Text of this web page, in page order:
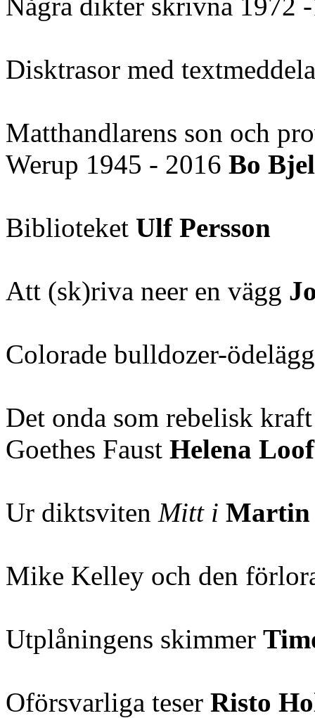
Disktrasor med
Matthandlarens son och
Werup 1945 - 2016 Bo
Biblioteket Ulf Persson
Att (sk)riva neer en vägg
Colorade bulldozer-
Det onda som rebelisk
Goethes Faust Helena
Ur diktsviten Mitt i Martin
Mike Kelley och den
Utplåningens skimmer
Oförsvarliga teser Risto